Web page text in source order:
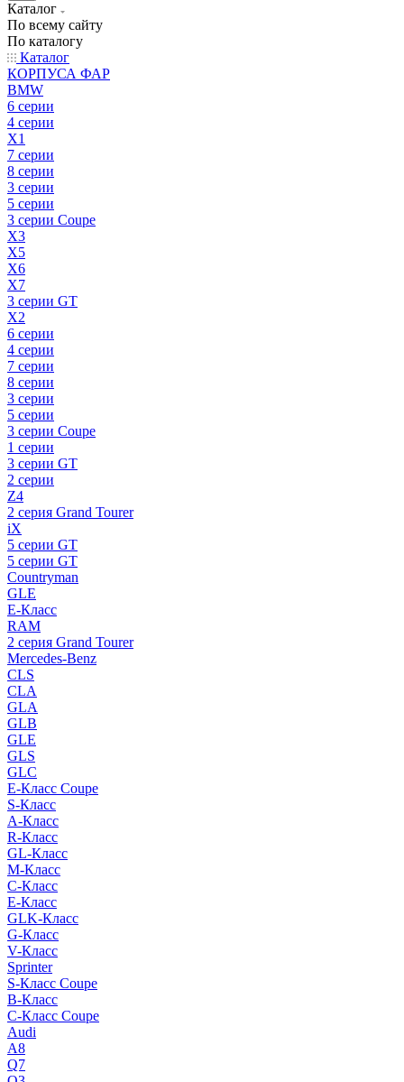
Каталог
По всему сайту
По каталогу
Каталог
КОРПУСА ФАР
BMW
6 серии
4 серии
X1
7 серии
8 серии
3 серии
5 серии
3 серии Coupe
X3
X5
X6
X7
3 серии GT
X2
6 серии
4 серии
7 серии
8 серии
3 серии
5 серии
3 серии Coupe
1 серии
3 серии GT
2 серии
Z4
2 серия Grand Tourer
iX
5 серии GT
5 серии GT
Countryman
GLE
E-Класс
RAM
2 серия Grand Tourer
Mercedes-Benz
CLS
CLA
GLA
GLB
GLE
GLS
GLC
E-Класс Coupe
S-Класс
A-Класс
R-Класс
GL-Класс
M-Класс
C-Класс
E-Класс
GLK-Класс
G-Класс
V-Класс
Sprinter
S-Класс Сoupe
B-Класс
C-Класс Coupe
Audi
A8
Q7